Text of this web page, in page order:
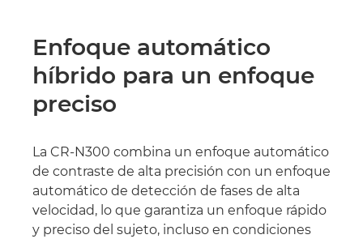
Enfoque automático
híbrido para un enfoque
preciso
La CR-N300 combina un enfoque automático
de contraste de alta precisión con un enfoque
automático de detección de fases de alta
velocidad, lo que garantiza un enfoque rápido
y preciso del sujeto, incluso en condiciones